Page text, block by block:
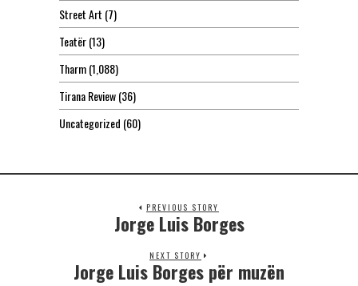
Street Art (7)
Teatër(13)
Tharm(1,088)
Tirana Review(36)
Uncategorized (60)
PREVIOUS STORY
Jorge Luis Borges
NEXT STORY
Jorge Luis Borges për muzën